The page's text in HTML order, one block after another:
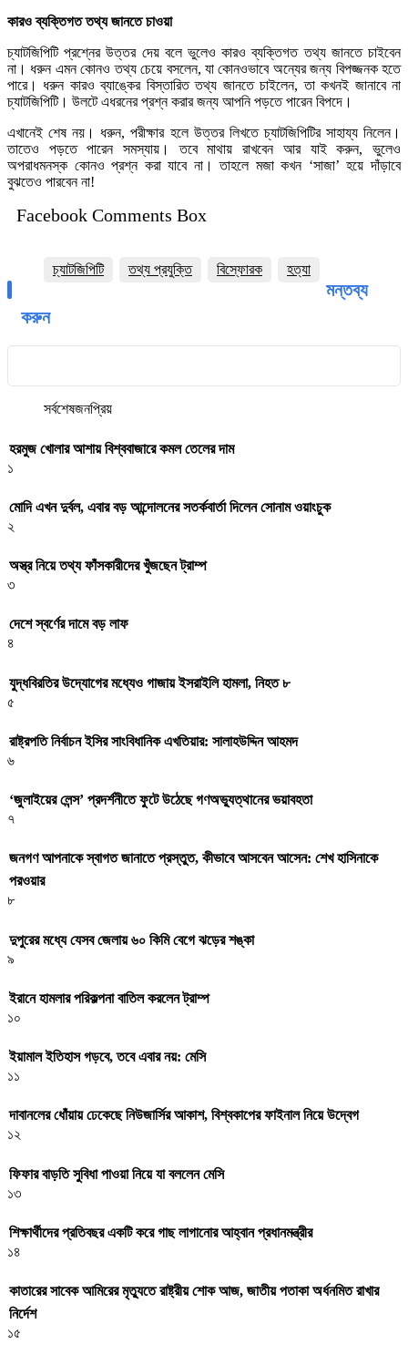
কারও ব্যক্তিগত তথ্য জানতে চাওয়া
চ্যাটজিপিটি প্রশ্নের উত্তর দেয় বলে ভুলেও কারও ব্যক্তিগত তথ্য জানতে চাইবেন
না। ধরুন এমন কোনও তথ্য চেয়ে বসলেন, যা কোনওভাবে অন্যের জন্য বিপজ্জনক হতে
পারে। ধরুন কারও ব্যাঙ্কের বিস্তারিত তথ্য জানতে চাইলেন, তা কখনই জানাবে না
চ্যাটজিপিটি। উলটে এধরনের প্রশ্ন করার জন্য আপনি পড়তে পারেন বিপদে।
এখানেই শেষ নয়। ধরুন, পরীক্ষার হলে উত্তর লিখতে চ্যাটজিপিটির সাহায্য নিলেন।
তাতেও পড়তে পারেন সমস্যায়। তবে মাথায় রাখবেন আর যাই করুন, ভুলেও
অপরাধমনস্ক কোনও প্রশ্ন করা যাবে না। তাহলে মজা কখন ‘সাজা’ হয়ে দাঁড়াবে
বুঝতেও পারবেন না!
Facebook Comments Box
চ্যাটজিপিটি তথ্য প্রযুক্তি বিস্ফোরক হত্যা
মন্তব্য
করুন
সর্বশেষজনপ্রিয়
হরমুজ খোলার আশায় বিশ্ববাজারে কমল তেলের দাম
১
মোদি এখন দুর্বল, এবার বড় আন্দোলনের সতর্কবার্তা দিলেন সোনাম ওয়াংচুক
২
অস্ত্র নিয়ে তথ্য ফাঁসকারীদের খুঁজছেন ট্রাম্প
৩
দেশে স্বর্ণের দামে বড় লাফ
৪
যুদ্ধবিরতির উদ্যোগের মধ্যেও গাজায় ইসরাইলি হামলা, নিহত ৮
৫
রাষ্ট্রপতি নির্বাচন ইসির সাংবিধানিক এখতিয়ার: সালাহউদ্দিন আহমদ
৬
‘জুলাইয়ের লেন্স’ প্রদর্শনীতে ফুটে উঠেছে গণঅভ্যুত্থানের ভয়াবহতা
৭
জনগণ আপনাকে স্বাগত জানাতে প্রস্তুত, কীভাবে আসবেন আসেন: শেখ হাসিনাকে
পরওয়ার
৮
দুপুরের মধ্যে যেসব জেলায় ৬০ কিমি বেগে ঝড়ের শঙ্কা
৯
ইরানে হামলার পরিকল্পনা বাতিল করলেন ট্রাম্প
১০
ইয়ামাল ইতিহাস গড়বে, তবে এবার নয়: মেসি
১১
দাবানলের ধোঁয়ায় ঢেকেছে নিউজার্সির আকাশ, বিশ্বকাপের ফাইনাল নিয়ে উদ্বেগ
১২
ফিফার বাড়তি সুবিধা পাওয়া নিয়ে যা বললেন মেসি
১৩
শিক্ষার্থীদের প্রতিবছর একটি করে গাছ লাগানোর আহ্বান প্রধানমন্ত্রীর
১৪
কাতারের সাবেক আমিরের মৃত্যুতে রাষ্ট্রীয় শোক আজ, জাতীয় পতাকা অর্ধনমিত রাখার
নির্দেশ
১৫